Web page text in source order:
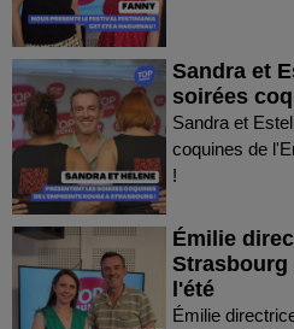
Sandra et
soirées
Sandra et
coquines de
!
Émilie
Strasbourg
l'été
Émilie